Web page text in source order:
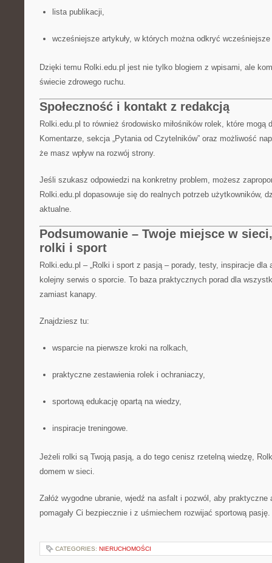
lista publikacji,
wcześniejsze artykuły, w których można odkryć
Dzięki temu Rolki.edu.pl jest nie tylko blogiem z wpisami, ale
świecie zdrowego ruchu.
Społeczność i kontakt z redakcją
Rolki.edu.pl to również środowisko miłośników rolek, które mogą
Komentarze, sekcja „Pytania od Czytelników” oraz możliwość
że masz wpływ na rozwój strony.
Jeśli szukasz odpowiedzi na konkretny problem, możesz
Rolki.edu.pl dopasowuje się do realnych potrzeb użytkowników,
aktualne.
Podsumowanie – Twoje miejsce w
rolki i sport
Rolki.edu.pl – „Rolki i sport z pasją – porady, testy, inspiracje dla
kolejny serwis o sporcie. To baza praktycznych porad dla
zamiast kanapy.
Znajdziesz tu:
wsparcie na pierwsze kroki na rolkach,
praktyczne zestawienia rolek i ochraniaczy,
sportową edukację opartą na wiedzy,
inspiracje treningowe.
Jeżeli rolki są Twoją pasją, a do tego cenisz rzetelną wiedzę,
domem w sieci.
Załóż wygodne ubranie, wjedź na asfalt i pozwól, aby praktyczne
pomagały Ci bezpiecznie i z uśmiechem rozwijać sportową pasję.
CATEGORIES: NIERUCHOMOŚCI